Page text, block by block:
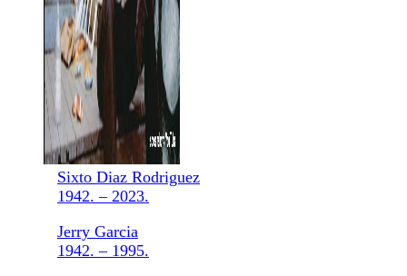
Sixto Diaz Rodriguez
1942. – 2023.
Jerry Garcia
1942. – 1995.